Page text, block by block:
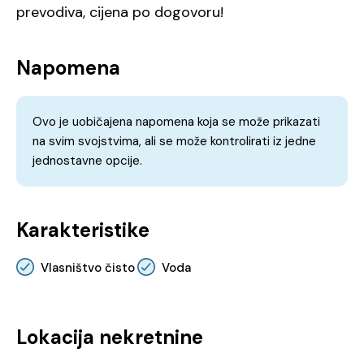
prevodiva, cijena po dogovoru!
Napomena
Ovo je uobičajena napomena koja se može prikazati
na svim svojstvima, ali se može kontrolirati iz jedne
jednostavne opcije.
Karakteristike
Vlasništvo čisto Voda
Lokacija nekretnine